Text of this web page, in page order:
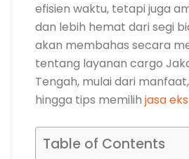
efisien waktu, tetapi juga
dan lebih hemat dari segi
akan membahas secara
tentang layanan cargo
Tengah, mulai dari
hingga tips memilih jasa
Table of Contents